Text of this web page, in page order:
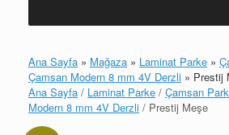
Ana Sayfa » Mağaza » Laminat Parke »
Çamsan Modern 8 mm 4V Derzli » Prestij
Ana Sayfa / Laminat Parke / Çamsan
Modern 8 mm 4V Derzli / Prestij Meşe